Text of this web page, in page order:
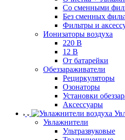
Cо сменными
Без сменных
Фильтры и
Ионизаторы воздуха
220 В
12 В
От батарейки
Обеззараживатели
Рециркуляторы
Озонаторы
Установки
Аксессуары
Увлажнители
Ультразвуковые